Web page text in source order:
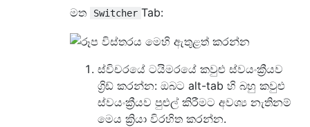
මත
Switcher Tab:
ස්විචරයේ ටයිමරයේ කවුළු ස්වයංක්‍රීයව
ග්‍රිඩ් කරන්න: ඔබට alt-tab හි බහු කවුළු
ස්වයංක්‍රීයව පුළුල් කිරීමට අවශ්‍ය නැතිනම්
මෙය ක්‍රියා විරහිත කරන්න.